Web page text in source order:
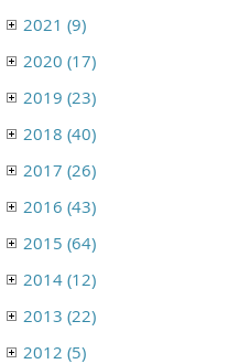
2021 (9)
2020 (17)
2019 (23)
2018 (40)
2017 (26)
2016 (43)
2015 (64)
2014 (12)
2013 (22)
2012 (5)